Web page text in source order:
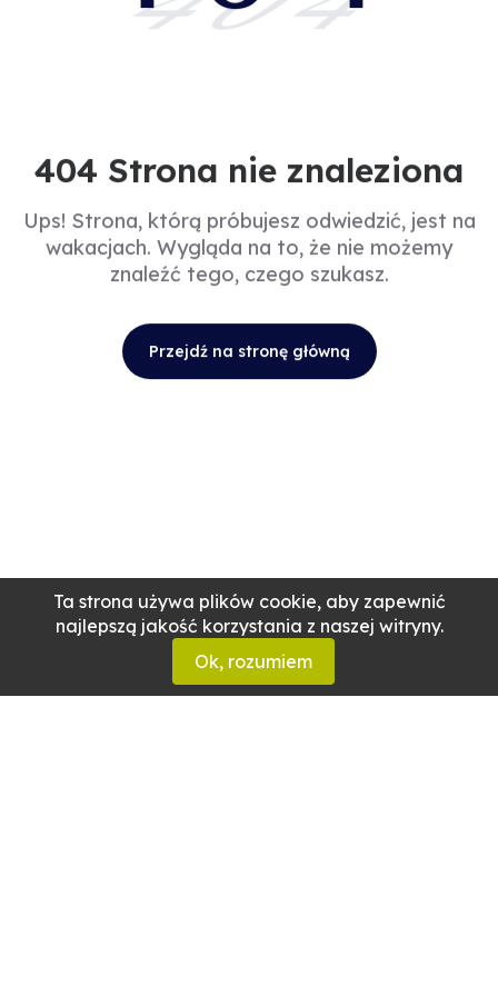
Ta strona używa plików cookie, aby zapewnić
najlepszą jakość korzystania z naszej witryny.
Ok, rozumiem
404 Strona nie znaleziona
Ups! Strona, którą próbujesz odwiedzić, jest na
wakacjach. Wygląda na to, że nie możemy
znaleźć tego, czego szukasz.
Przejdź na stronę główną